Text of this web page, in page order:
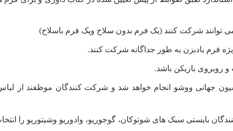
فرم بادبزن به طور جداگانه شرکت کنند.
روبروی بازیکن باشد.
جهانی ووشو انجام خواهد شد و شرکت کنندگان موظفند از
بایستی سبک های شوتوکان، گوجوریو، وادوریو وشیتوریو را